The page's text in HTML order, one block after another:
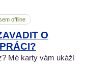
offline
O
Mé karty vám ukáží